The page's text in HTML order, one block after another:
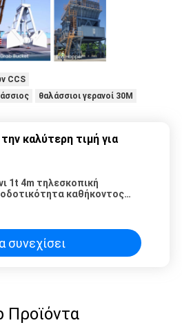
CCS
θαλάσσιοι γερανοί 30M
καλύτερη τιμή για
1t 4m τηλεσκοπική
καθήκοντος
συνεχίσει
Προϊόντα